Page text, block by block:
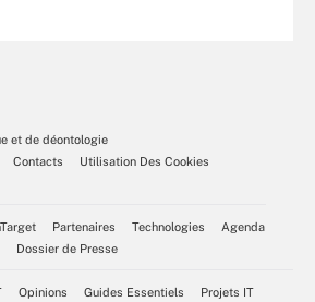
et de déontologie
Contacts
Utilisation Des Cookies
Partenaires Technologies
Agenda
Dossier de Presse
Opinions Guides Essentiels Projets IT